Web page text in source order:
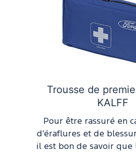
Trousse de
KALFF
Pour être rassuré en
d’éraflures et de
il est bon de savoir que